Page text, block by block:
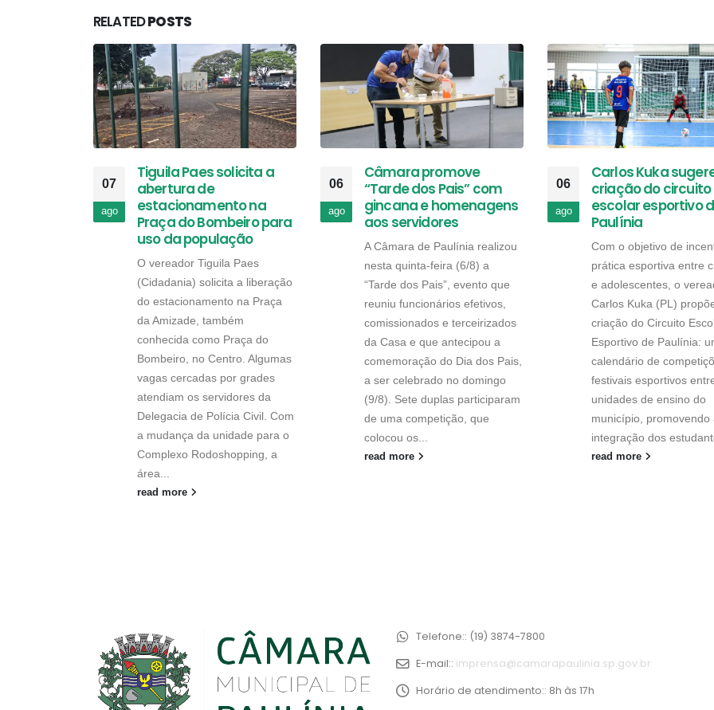
RELATEDPOSTS
07
ago
Tiguila Paes solicita a
abertura de
estacionamento na
Praça do Bombeiro para
uso da população
O vereador Tiguila Paes
(Cidadania) solicita a liberação
do estacionamento na Praça
da Amizade, também
conhecida como Praça do
Bombeiro, no Centro. Algumas
vagas cercadas por grades
atendiam os servidores da
Delegacia de Polícia Civil. Com
a mudança da unidade para o
Complexo Rodoshopping, a
área...
read more
06
ago
Câmara promove
“Tarde dos Pais” com
gincana e homenagens
aos servidores
A Câmara de Paulínia realizou
nesta quinta-feira (6/8) a
“Tarde dos Pais”, evento que
reuniu funcionários efetivos,
comissionados e terceirizados
da Casa e que antecipou a
comemoração do Dia dos Pais,
a ser celebrado no domingo
(9/8). Sete duplas participaram
de uma competição, que
colocou os...
read more
06
ago
Carlos Kuka
criação do circuito
escolar esportivo
Paulínia
Com o objetivo de
prática esportiva entre
e adolescentes, o
Carlos Kuka (PL)
criação do Circuito
Esportivo de Paulínia:
calendário de
festivais esportivos
unidades de ensino do
município, promovendo
integração dos
read more
Telefone:: (19) 3874-7800
E-mail:: imprensa@camarapaulinia.sp.gov.br
Horário de atendimento:: 8h às 17h